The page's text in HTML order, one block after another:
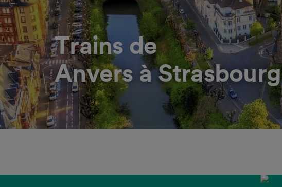
Trains de
Anvers à Strasbourg